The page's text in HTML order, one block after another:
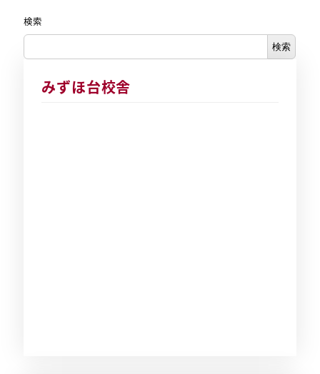
検索
検索
みずほ台校舎